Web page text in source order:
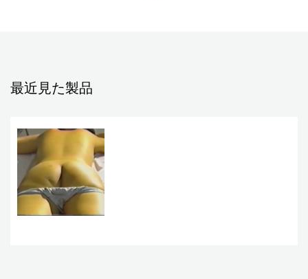
最近見た製品